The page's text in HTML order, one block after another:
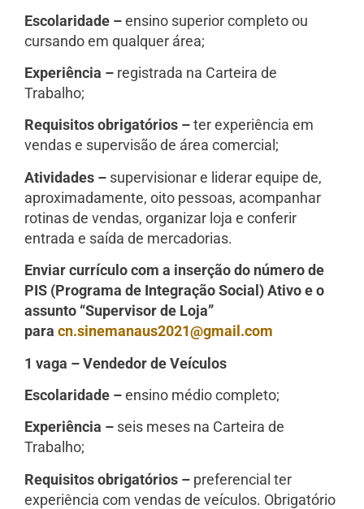
Escolaridade –ensino superior completo ou
cursando em qualquer área;
Experiência – registrada na Carteira de
Trabalho;
Requisitos obrigatórios –ter experiência em
vendas e supervisão de área comercial;
Atividades – supervisionar e liderar equipe de,
aproximadamente, oito pessoas, acompanhar
rotinas de vendas, organizar loja e conferir
entrada e saída de mercadorias.
Enviar currículo com a inserção do número de
PIS (Programa de Integração Social) Ativo e o
assunto “Supervisor de Loja”
para cn.sinemanaus2021@gmail.com
1 vaga – Vendedor de Veículos
Escolaridade –ensino médio completo;
Experiência – seis meses na Carteira de
Trabalho;
Requisitos obrigatórios – preferencial ter
experiência com vendas de veículos. Obrigatório